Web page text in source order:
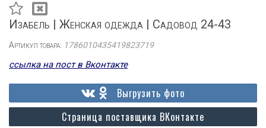
Изабель | Женская одежда | Садовод 24-43
Артикул товара: 1786010435419823719
ссылка на пост в Вконтакте
Страница поставщика ВКонтакте
Выгрузить фото